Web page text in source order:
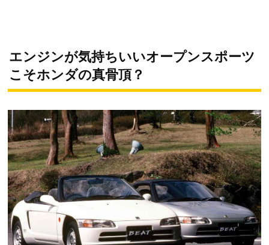
エンジンが気持ちいいオープンスポーツ
こそホンダの真骨頂？